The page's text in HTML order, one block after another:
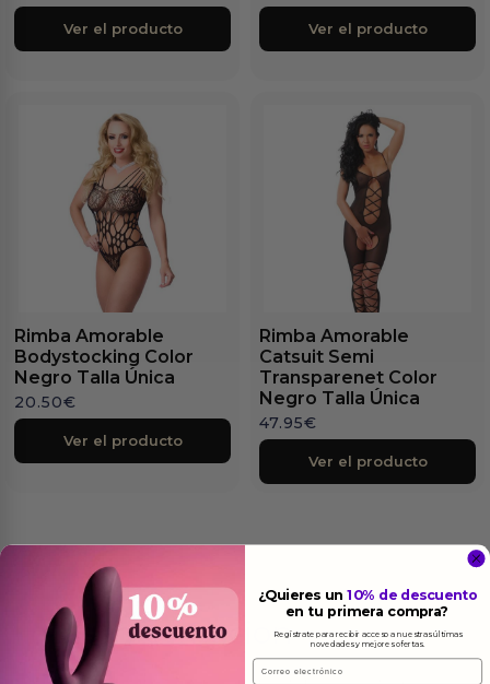
Ver el producto Ver el producto
Rimba Amorable
Bodystocking Color
Negro Talla Única
20.50€
Ver el producto
Rimba Amorable
Catsuit Semi
Transparenet Color
Negro Talla Única
47.95€
Ver el producto
Másinformacion
¿Quieres un10% de descuento
en tu primera compra?
Regístrate para recibir acceso a nuestras últimas
novedades y mejores ofertas.
Email